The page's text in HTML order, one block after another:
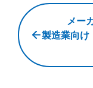
メ
ー
カ
メー
製造業向け